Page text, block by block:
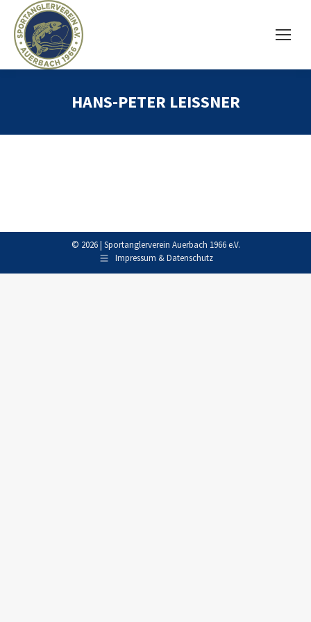
HANS-PETER LEISSNER
© 2026 | Sportanglerverein Auerbach 1966 e.V.
Impressum & Datenschutz